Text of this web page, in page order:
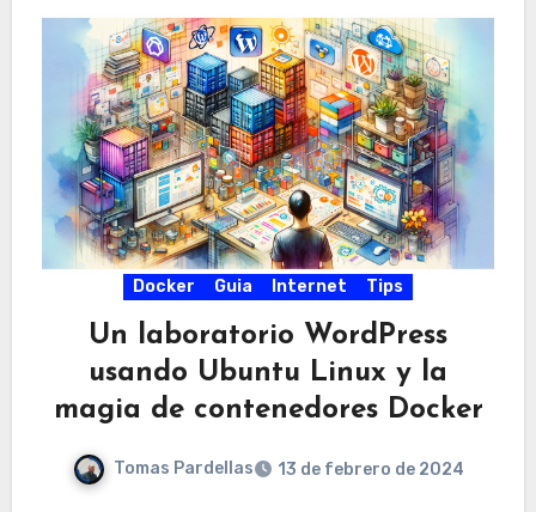
Docker Guia Internet Tips
Un laboratorio WordPress
usando Ubuntu Linux y la
magia de contenedores Docker
Tomas Pardellas 13 de febrero de 2024